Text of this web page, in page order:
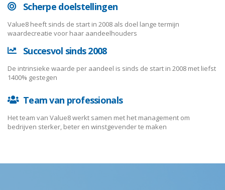
Scherpe doelstellingen
Value8 heeft sinds de start in 2008 als doel lange termijn
waardecreatie voor haar aandeelhouders
Succesvol sinds 2008
De intrinsieke waarde per aandeel is sinds de start in 2008 met liefst
1400% gestegen
Team van professionals
Het team van Value8 werkt samen met het management om
bedrijven sterker, beter en winstgevender te maken